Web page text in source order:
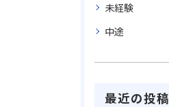
未経験
中途
最近の投稿